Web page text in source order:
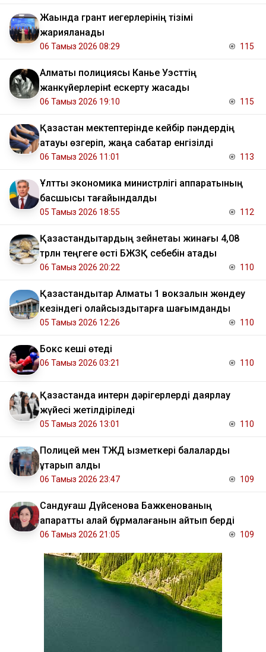
Жақында грант иегерлерінің тізімі
жарияланады
06 Тамыз 2026 08:29 115
Алматы полициясы Канье Уэсттің
жанкүйерлерінt ескерту жасады
06 Тамыз 2026 19:10 115
Қазақстан мектептерінде кейбір пәндердің
атауы өзгеріп, жаңа сабақтар енгізілді
06 Тамыз 2026 11:01 113
Ұлттық экономика министрлігі аппаратының
басшысы тағайындалды
05 Тамыз 2026 18:55 112
Қазақстандықтардың зейнетақы жинағы 4,08
трлн теңгеге өсті БЖЗҚ себебін атады
06 Тамыз 2026 20:22 110
Қазақстандықтар Алматы 1 вокзалын жөндеу
кезіндегі қолайсыздықтарға шағымданды
05 Тамыз 2026 12:26 110
Бокс кеші өтеді
06 Тамыз 2026 03:21 110
Қазақстанда интерн дәрігерлерді даярлау
жүйесі жетілдіріледі
05 Тамыз 2026 13:01 110
Полицей мен ТЖД қызметкері балаларды
құтқарып қалды
06 Тамыз 2026 23:47 109
Сандуғаш Дүйсенова Бажкенованың
ақпаратты қалай бұрмалағанын айтып берді
06 Тамыз 2026 21:05 109